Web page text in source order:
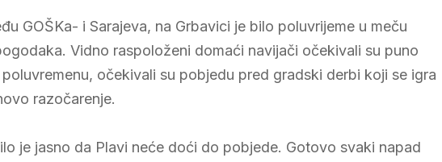
GOŠKa- i Sarajeva, na Grbavici je bilo poluvrijeme u meču
Vidno raspoloženi domaći navijači očekivali su puno
očekivali su pobjedu pred gradski derbi koji se igra
razočarenje.
je jasno da Plavi neće doći do pobjede. Gotovo svaki napad